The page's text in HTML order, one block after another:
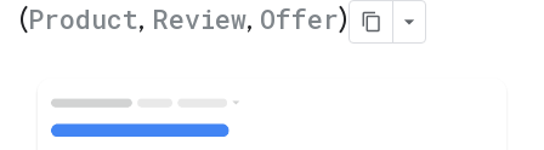
(Product, Review, Offer)